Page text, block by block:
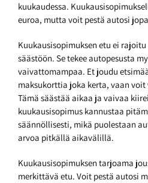
kuukaudessa.
euroa, mutta voit pestä autosi
Kuukausisopimuksen etu ei
säästöön. Se tekee autopesusta
vaivattomampaa. Et joudu
maksukorttia joka kerta, vaan
Tämä säästää aikaa ja vaivaa
kuukausisopimus kannustaa
säännöllisesti, mikä puolestaan
arvoa pitkällä aikavälillä.
Kuukausisopimuksen tarjoama
merkittävä etu. Voit pestä autosi